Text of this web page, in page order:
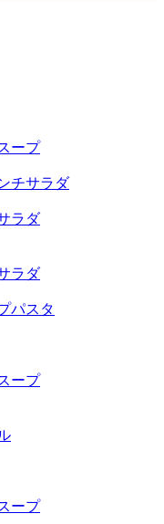
ープ
チサラダ
ラダ
ラダ
パスタ
ープ
ープ